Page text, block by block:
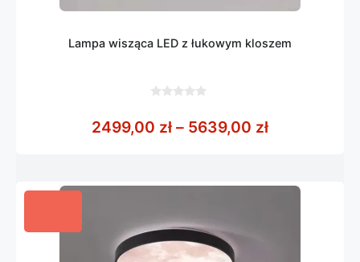
Lampa wisząca LED z łukowym kloszem
5
2499,00 zł – 5639,00 złZakres cen: